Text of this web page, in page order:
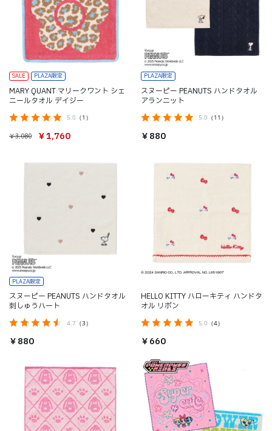
SALE PLAZA限定
MARY QUANT マリークワント シェ
ニールタオル デイジー
5.0 （1）
￥3,080 ￥1,760
PLAZA限定
スヌーピー PEANUTS ハンドタオル
アランニット
5.0 （11）
￥880
PLAZA限定
スヌーピー PEANUTS ハンドタオル
刺しゅうハート
4.7 （3）
￥880
HELLO KITTY ハローキティ ハンドタ
オル リボン
5.0 （4）
￥660